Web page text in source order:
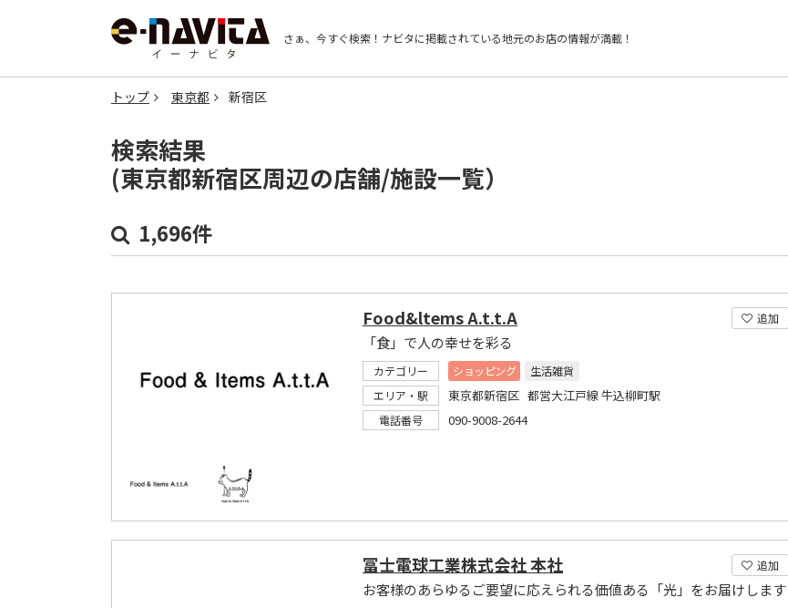
さぁ、今すぐ検索！ ナビタに掲載されている地元のお店の情報が満載！
トップ 東京都 新宿区
検索結果
(東京都新宿区周辺の店舗/施設一覧）
1,696件
追加
Food&ltems A.t.t.A
「食」で人の幸せを彩る
カテゴリー ショッピング
生活雑貨
エリア・駅
東京都新宿区 都営大江戸線 牛込柳町駅
電話番号 090-9008-2644
追加
冨士電球工業株式会社 本社
お客様のあらゆるご要望に応えられる価値ある「光」をお届けします